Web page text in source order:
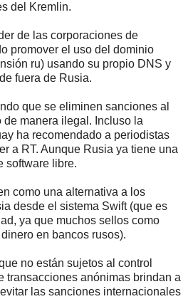
del Kremlin.
de las corporaciones de
promover el uso del dominio
ru) usando su propio DNS y
fuera de Rusia.
que se eliminen sanciones al
manera ilegal. Incluso la
ha recomendado a periodistas
a RT. Aunque Rusia ya tiene una
software libre.
como una alternativa a los
desde el sistema Swift (que es
ya que muchos sellos como
en bancos rusos).
no están sujetos al control
transacciones anónimas brindan a
las sanciones internacionales